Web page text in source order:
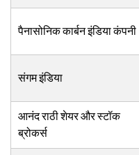
पैनासोनिक कार्बन इंडिया कंपनी
संगम इंडिया
आनंद राठी शेयर और स्टॉक
ब्रोकर्स